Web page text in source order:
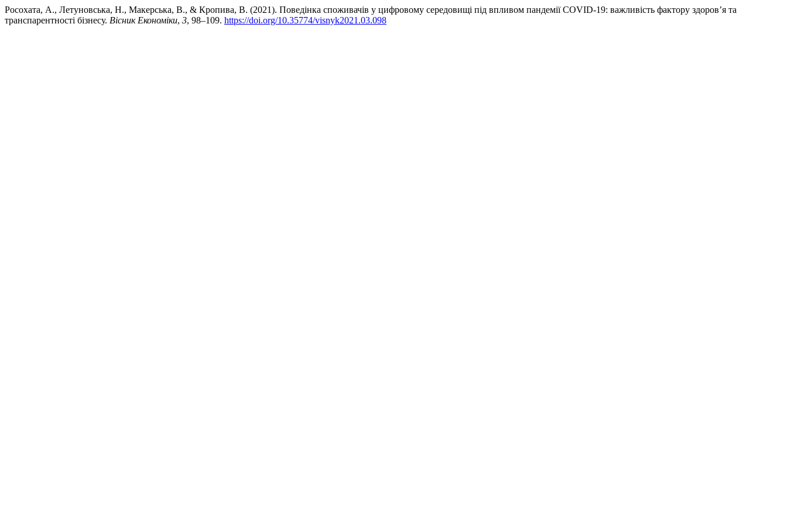
Росохата, А., Летуновська, Н., Макерська, В., & Кропива, В. (2021). Поведінка споживачів у цифровому середовищі під впливом пандемії COVID-19: важливість фактору здоров’я та
транспарентності бізнесу. Вісник Економіки, 3, 98–109. https://doi.org/10.35774/visnyk2021.03.098